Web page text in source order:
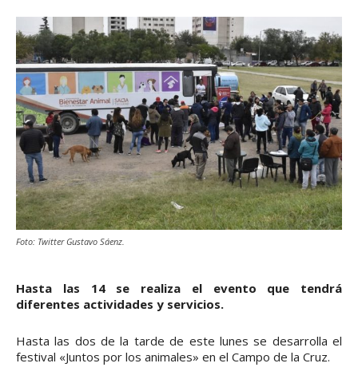
Foto: Twitter Gustavo Sáenz.
Hasta las 14 se realiza el evento que tendrá
diferentes actividades y servicios.
Hasta las dos de la tarde de este lunes se desarrolla el
festival «Juntos por los animales» en el Campo de la Cruz.